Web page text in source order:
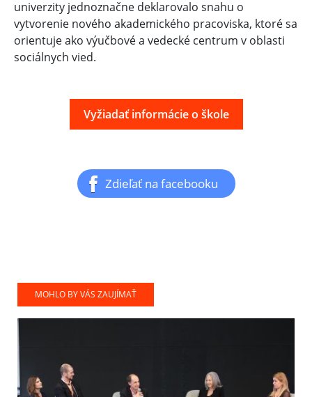
univerzity jednoznačne deklarovalo snahu o
vytvorenie nového akademického pracoviska, ktoré sa
orientuje ako výučbové a vedecké centrum v oblasti
sociálnych vied.
Vyžiadať informácie o škole
Zdieľať na facebooku
MOHLO BY VÁS ZAUJÍMAŤ